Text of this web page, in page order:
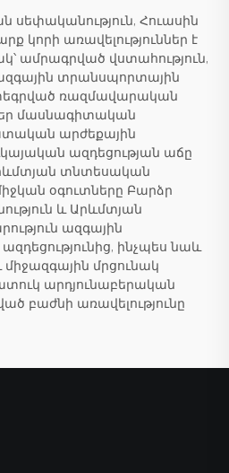
սեփականություն, Հուասին
կորի առավելություններ է
ամրագրված վստահություն,
տրանսպորտային
ռազմավարական
մասնագիտական
արժեքային
ազդեցության աճը
տնտեսական
օգուտները Բարձր
և Արևմտյան
ազգային
ինչպես նաև
մրցունակ
արդյունաբերական
բաժնի առավելությունը